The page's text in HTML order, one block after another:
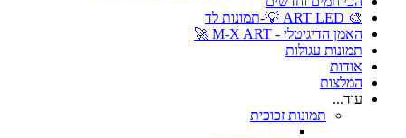
🎨 ART LED 💡-תמונות לד
האמן הדיגיטלי - M-X ART 🚀
תמונות עגולות
אודות
המלצות
עוד...
תמונות זכוכית